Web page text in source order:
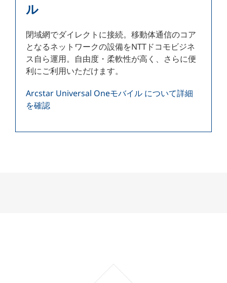
ル
閉域網でダイレクトに接続。移動体通信のコア
となるネットワークの設備をNTTドコモビジネ
ス自ら運用。自由度・柔軟性が高く、さらに便
利にご利用いただけます。
Arcstar Universal Oneモバイル について詳細
を確認